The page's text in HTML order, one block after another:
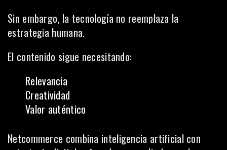
Sin embargo, la tecnología no reemplaza la
estrategia humana.
El contenido sigue necesitando:
Relevancia
Creatividad
Valor auténtico
Netcommerce combina inteligencia artificial con